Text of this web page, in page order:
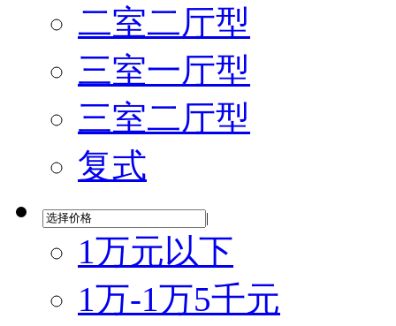
二室二厅型
三室一厅型
三室二厅型
复式
|
1万元以下
1万-1万5千元